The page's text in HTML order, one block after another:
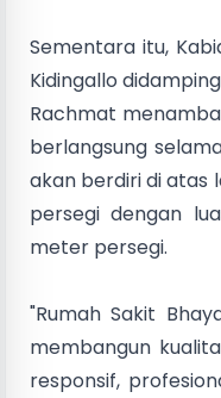
Sementara itu,
Kidingallo
Rachmat
berlangsung
akan berdiri di atas
persegi dengan
meter persegi.
"Rumah Sakit
membangun
responsif,